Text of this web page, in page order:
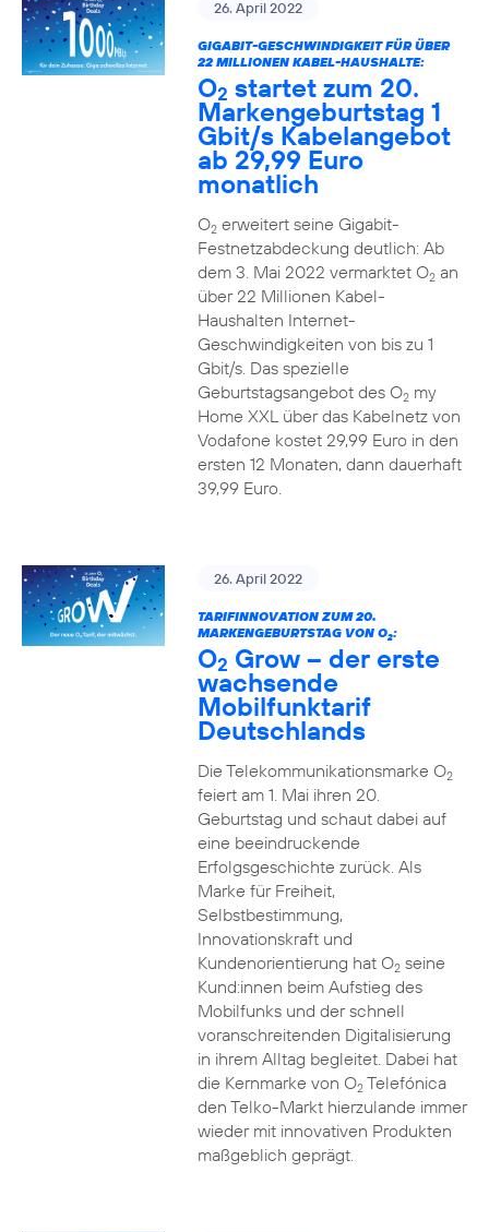
26. April 2022
GIGABIT-GESCHWINDIGKEIT FÜR ÜBER
22 MILLIONEN KABEL-HAUSHALTE:
O2 startet zum 20.
Markengeburtstag 1
Gbit/s Kabelangebot
ab 29,99 Euro
monatlich
O2erweitert seine Gigabit-
Festnetzabdeckung deutlich: Ab
dem 3. Mai 2022 vermarktet O2an
über 22 Millionen Kabel-
Haushalten Internet-
Geschwindigkeiten von bis zu 1
Gbit/s. Das spezielle
Geburtstagsangebot des O2my
Home XXL über das Kabelnetz von
Vodafone kostet 29,99 Euro in den
ersten 12 Monaten, dann dauerhaft
39,99 Euro.
26. April 2022
TARIFINNOVATION ZUM 20.
MARKENGEBURTSTAG VON O2:
O2 Grow – der erste
wachsende
Mobilfunktarif
Deutschlands
Die Telekommunikationsmarke O2
feiert am 1. Mai ihren 20.
Geburtstag und schaut dabei auf
eine beeindruckende
Erfolgsgeschichte zurück. Als
Marke für Freiheit,
Selbstbestimmung,
Innovationskraft und
Kundenorientierung hat O2seine
Kund:innen beim Aufstieg des
Mobilfunks und der schnell
voranschreitenden Digitalisierung
in ihrem Alltag begleitet. Dabei hat
die Kernmarke von O2Telefónica
den Telko-Markt hierzulande immer
wieder mit innovativen Produkten
maßgeblich geprägt.